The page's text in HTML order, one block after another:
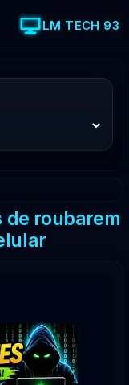
LM TECH 93
de roubarem